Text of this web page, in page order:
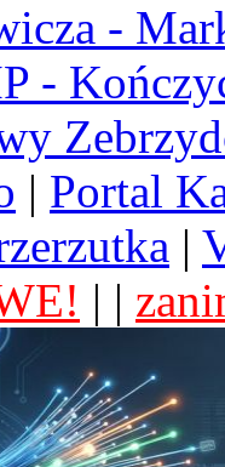
-
-
| Portal
|
| |